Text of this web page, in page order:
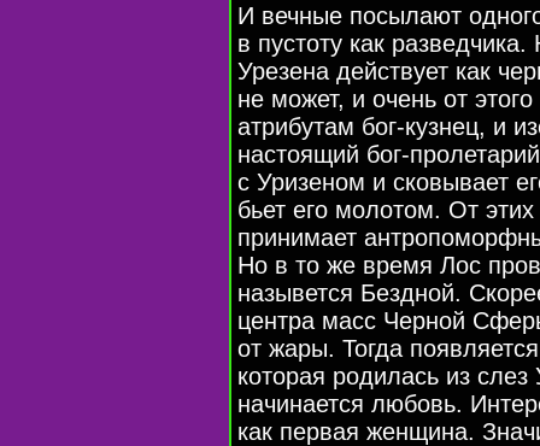
И вечные посылают
в пустоту как
Урезена действует как
не может, и очень от
атрибутам бог-кузнец, и
настоящий бог-пролетарий
с Уризеном и сковывает
бьет его молотом. От
принимает
Но в то же время Лос
назывется Бездной.
центра масс Черной
от жары. Тогда
которая родилась из
начинается любовь.
как первая женщина.